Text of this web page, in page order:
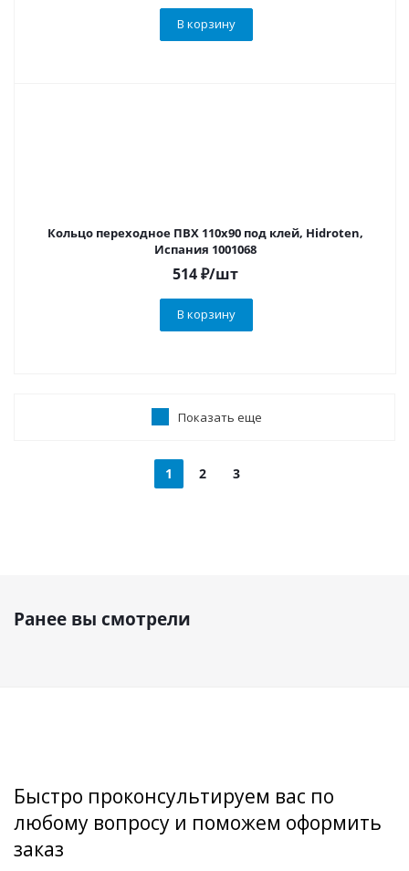
В корзину
Кольцо переходное ПВХ 110х90 под клей, Hidroten,
Испания 1001068
514₽/шт
В корзину
Показать еще
1 2 3
Ранее вы смотрели
Быстро проконсультируем вас по
любому вопросу и поможем оформить
заказ